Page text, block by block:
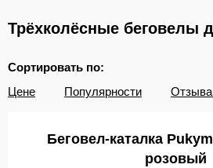
Трёхколёсные беговелы
Сортировать по:
Цене
Популярности
Беговел-каталка
розовый